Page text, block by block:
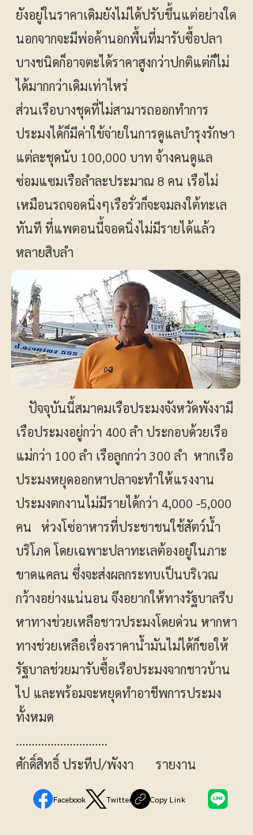
ยังอยู่ในราคาเดิมยังไม่ได้ปรับขึ้นแต่อย่างใด
นอกจากจะมีพ่อค้านอกพื้นที่มารับซื้อปลา
บางชนิดก็อาจตะได้ราคาสูงกว่าปกติแต่ก็ไม่
ได้มากกว่าเดิมเท่าไหร่
ส่วนเรือบางชุดที่ไม่สามารถออกทำการ
ประมงได้ก็มีค่าใข้จ่ายในการดูแลบำรุงรักษา
แต่ละชุดนับ 100,000 บาท จ้างคนดูแล
ซ่อมแซมเรือลำละประมาณ 8 คน เรือไม่
เหมือนรถจอดนิ่งๆเรือรั่วก็จะจมลงใต้ทะเล
ทันที ที่แพตอนนี้จอดนิ่งไม่มีรายได้แล้ว
หลายสิบลำ
ปัจจุบันนี้สมาคมเรือประมงจังหวัดพังงามี
เรือประมงอยู่กว่า 400 ลำ ประกอบด้วยเรือ
แม่กว่า 100 ลำ เรือลูกกว่า 300 ลำ หากเรือ
ประมงหยุดออกหาปลาจะทำให้แรงงาน
ประมงตกงานไม่มีรายได้กว่า 4,000 -5,000
คน ห่วงโซ่อาหารที่ประชาชนใช้สัตว์น้ำ
บริโภค โดยเฉพาะปลาทะเลต้องอยู่ในภาะ
ขาดแคลน ซึ่งจะส่งผลกระทบเป็นบริเวณ
กว้างอย่างแน่นอน จึงอยากให้ทางรัฐบาลรีบ
หาทางข่วยเหลือชาวประมงโดยด่วน หากหา
ทางช่วยเหลือเรื่องราคาน้ำมันไม่ได้ก็ขอให้
รัฐบาลช่วยมารับซื้อเรือประมงจากชาวบ้าน
ไป และพร้อมจะหยุดทำอาชีพการประมง
ทั้งหมด
.............................
ศักดิ์สิทธิ์ ประทีป/พังงา รายงาน
Facebook Twitter Copy Link